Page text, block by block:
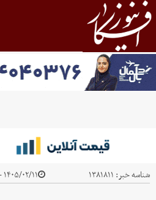
شناسه خبر: ۱۳۸۱۸۱۱ ۱۴۰۵/۰۲/۱۱ - ۲۰:۴۱